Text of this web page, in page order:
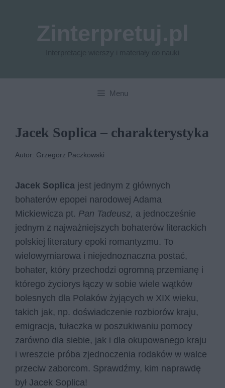
Menu
Jacek Soplica – charakterystyka
Autor: Grzegorz Paczkowski
Jacek Soplica jest jednym z głównych
bohaterów epopei narodowej Adama
Mickiewicza pt. Pan Tadeusz, a jednocześnie
jednym z najważniejszych bohaterów literackich
polskiej literatury epoki romantyzmu. To
wielowymiarowa i niejednoznaczna postać,
bohater, który przechodzi ogromną przemianę i
którego życiorys łączy w sobie wiele wątków
bolesnych dla Polaków żyjących w XIX wieku,
takich jak, np. doświadczenie rozbiorów kraju,
emigracja, tułaczka w poszukiwaniu pomocy
zarówno dla siebie, jak i dla okupowanego kraju
i wreszcie próba zjednoczenia rodaków w walce
przeciw zaborcom. Sprawdźmy, kim naprawdę
był Jacek Soplica!